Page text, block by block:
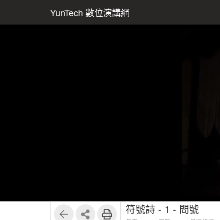
YunTech 數位演講網
符號詩 - 1 - 問號